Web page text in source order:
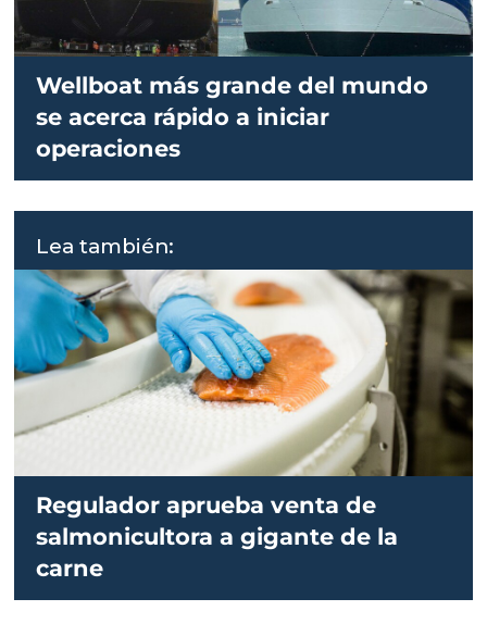
Wellboat más grande del mundo
se acerca rápido a iniciar
operaciones
Lea también:
Regulador aprueba venta de
salmonicultora a gigante de la
carne